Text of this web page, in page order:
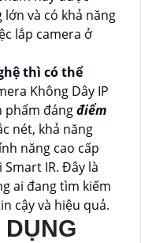
và có khả năng
lắp camera ở
thì có thể
Không Dây IP
phẩm đángđiểm
nét, khả năng
năng cao cấp
IR. Đây là
ai đang tìm kiếm
cậy và hiệu quả.